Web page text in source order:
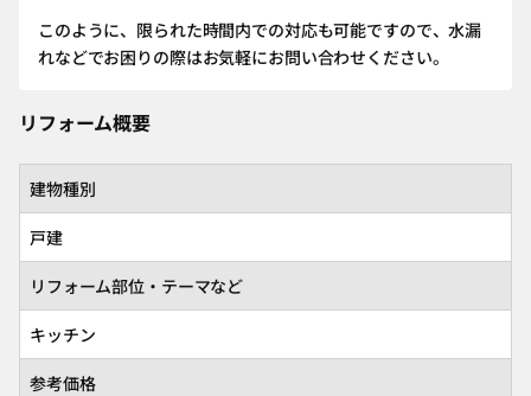
このように、限られた時間内での対応も可能ですので、水漏
れなどでお困りの際はお気軽にお問い合わせください。
リフォーム概要
建物種別
戸建
リフォーム部位・テーマなど
キッチン
参考価格